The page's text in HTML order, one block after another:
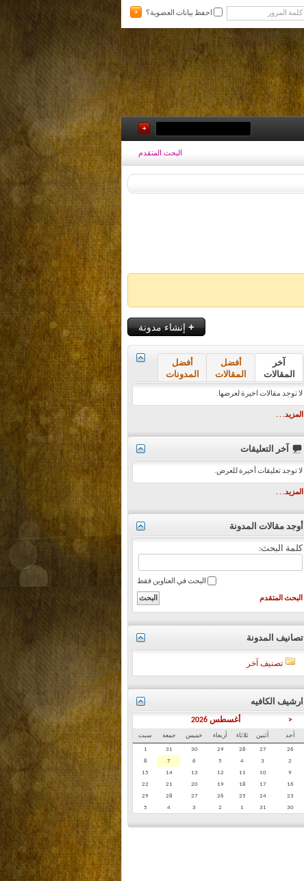
احفظ بيانات العضوية؟
البحث المتقدم
+إنشاء مدونة
آخر
المقالات
أفضل
المقالات
أفضل
المدونات
لا توجد مقالات اخيرة لعرضها.
المزيد. . .
آخر التعليقات
لا توجد تعليقات أخيرة للعرض.
المزيد. . .
أوجد مقالات المدونة
كلمة البحث:
البحث في العناوين فقط
البحث المتقدم
تصانيف المدونة
تصنيف آخر
ارشيف الكافيه
< أغسطس 2026
أحد أثنين ثلاثاء أربعاء خميس جمعة سبت
26
27
28
29
30
31
1
2
3
4
5
6
7
8
9
10
11
12
13
14
15
16
17
18
19
20
21
22
23
24
25
26
27
28
29
30
31
1
2
3
4
5